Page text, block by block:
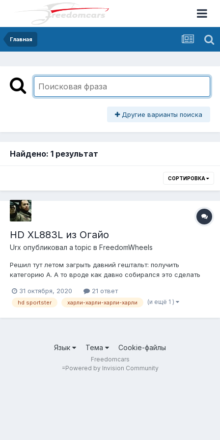
Главная
Другие варианты поиска
Найдено: 1 результат
СОРТИРОВКА
HD XL883L из Огайо
Urx опубликовал a topic в FreedomWheels
Решил тут летом загрыть давний гештальт: получить
категорию А. А то вроде как давно собирался это сделать
Пошел в мотошколу, отучился, сдал. Долго полировал на
драги, но покатавшись на ней вживую немного
31 октября, 2020 21 ответ
hd sportster харли-харли-харли-харли (и ещё 1 )
Язык Тема Cookie-файлы
Freedomcars
=Powered by Invision Community